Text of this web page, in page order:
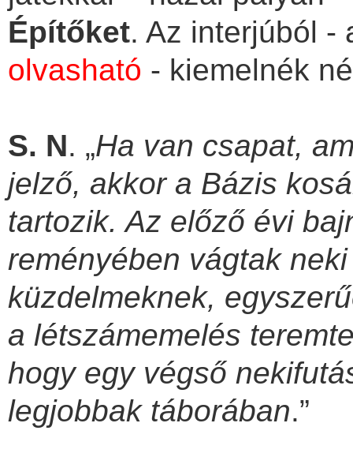
Építőket. Az interjúból -
olvasható - kiemelnék
S. N. „Ha van csapat,
jelző, akkor a Bázis
tartozik. Az előző évi
reményében vágtak neki
küzdelmeknek,
a létszámemelés
hogy egy végső
legjobbak táborában.”